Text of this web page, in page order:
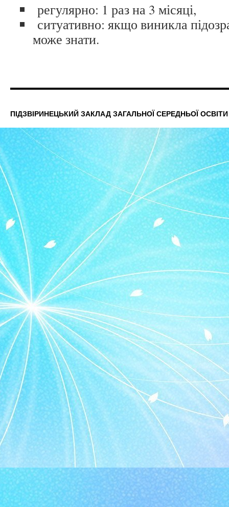
регулярно: 1 раз на 3 місяці,
ситуативно: якщо виникла
може знати.
ПІДЗВІРИНЕЦЬКИЙ ЗАКЛАД ЗАГАЛЬНОЇ СЕРЕДНЬОЇ ОСВІТИ